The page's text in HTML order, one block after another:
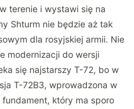
terenie i wystawi się na
Shturm nie będzie aż tak
dla rosyjskiej armii. Nie
modernizacji do wersji
się najstarszy T-72, bo w
T-72B3, wprowadzona w
fundament, który ma sporo